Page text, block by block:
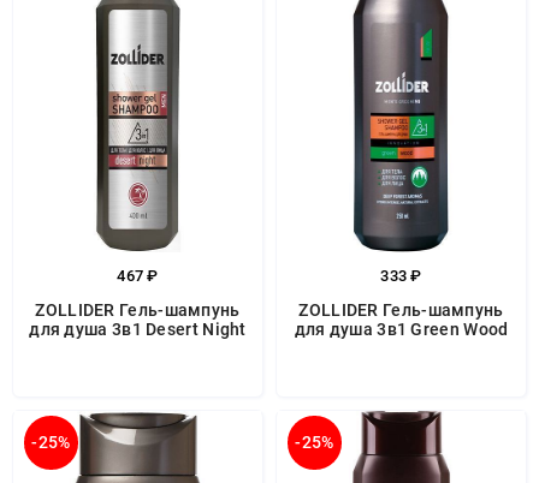
467 ₽
ZOLLIDER Гель-шампунь
для душа 3в1 Desert Night
333 ₽
ZOLLIDER Гель-шампунь
для душа 3в1 Green Wood
-25% -25%